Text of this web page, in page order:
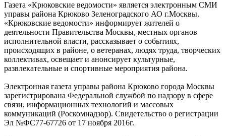
Газета «Крюковские ведомости» является электронным СМИ
управы района Крюково Зеленоградского АО г.Москвы.
«Крюковские ведомости» информирует жителей о
деятельности Правительства Москвы, местных органов
исполнительной власти, рассказывает о событиях,
происходящих в районе, о ветеранах, людях труда, творческих
коллективах, освещает и анонсирует культурные,
развлекательные и спортивные мероприятия района.
Электронная газета управы района Крюково города Москвы
зарегистрирована Федеральной службой по надзору в сфере
связи, информационных технологий и массовых
коммуникаций (Роскомнадзор). Свидетельство о регистрации
Эл №ФС77-67726 от 17 ноября 2016г.